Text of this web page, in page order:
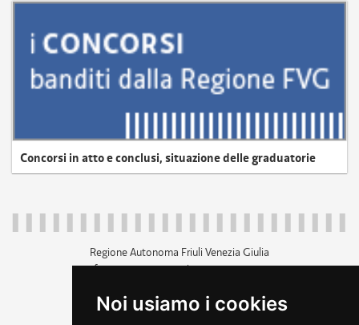
Noi usiamo i cookies
Concorsi in atto e conclusi, situazione delle graduatorie
Regione Autonoma Friuli Venezia Giulia
c.f. 80014930327; p.iva 00526040324
+39 040 3771111